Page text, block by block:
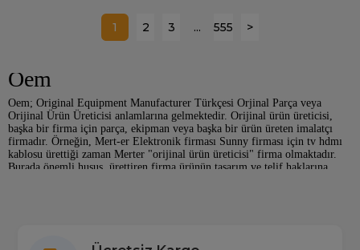
1 2 3 ... 555 >
Oem
Oem; Original Equipment Manufacturer Türkçesi Orjinal Parça veya
Orijinal Ürün Üreticisi anlamlarına gelmektedir. Orijinal ürün üreticisi,
başka bir firma için parça, ekipman veya başka bir ürün üreten imalatçı
firmadır. Örneğin, Mert-er Elektronik firması Sunny firması için tv hdmı
kablosu ürettiği zaman Merter "orijinal ürün üreticisi" firma olmaktadır.
Burada önemli husus, ürettiren firma ürünün tasarım ve telif haklarına